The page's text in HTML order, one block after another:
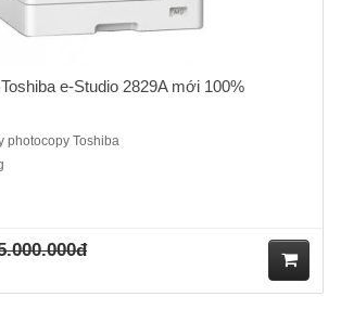
e-Studio 2829A mới 100%
photocopy Toshiba
e-Studio 2518A mới 100% ( Miễn phí vận
quốc ) Chức năng chuẩn : Copy - In - Scan màu -